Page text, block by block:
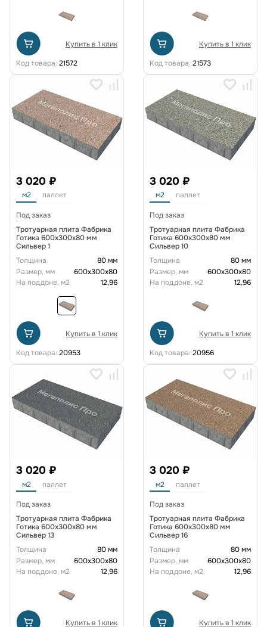
Купить в 1 клик
Код товара: 21572
Купить в 1 клик
Код товара: 21573
3 020 ₽
м2 паллет
Под заказ
Тротуарная плита Фабрика
Готика 600x300x80 мм
Сильвер 1
Толщина
80 мм
Размер, мм
600х300х80
На поддоне, м2
12,96
Купить в 1 клик
Код товара: 20953
3 020 ₽
м2 паллет
Под заказ
Тротуарная плита Фабрика
Готика 600x300x80 мм
Сильвер 10
Толщина
80 мм
Размер, мм
600х300х80
На поддоне, м2
12,96
Купить в 1 клик
Код товара: 20956
3 020 ₽
м2 паллет
Под заказ
Тротуарная плита Фабрика
Готика 600x300x80 мм
Сильвер 13
Толщина
80 мм
Размер, мм
600х300х80
На поддоне, м2
12,96
Купить в 1 клик
3 020 ₽
м2 паллет
Под заказ
Тротуарная плита Фабрика
Готика 600x300x80 мм
Сильвер 16
Толщина
80 мм
Размер, мм
600х300х80
На поддоне, м2
12,96
Купить в 1 клик